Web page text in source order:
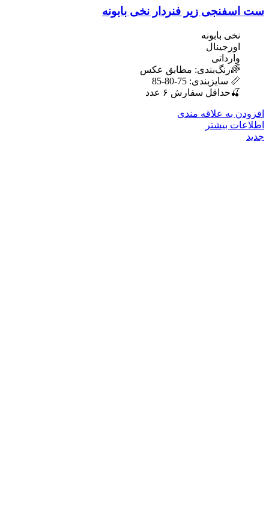
ست اسفنجی زیر فنردار نخی بابونه
نخی بابونه
اورجینال
وارداتی
🌈رنگ‌بندی: مطابق عکس
📏 سایزبندی: 75-80-85
🍒حداقل سفارش ۶ عدد
افزودن به علاقه مندی
اطلاعات بیشتر
جدید